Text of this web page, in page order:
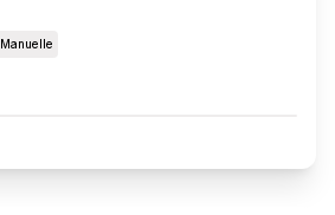
Manuelle